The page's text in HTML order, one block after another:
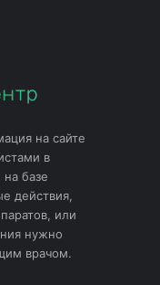
на сайте
в
базе
действия,
или
нужно
врачом.